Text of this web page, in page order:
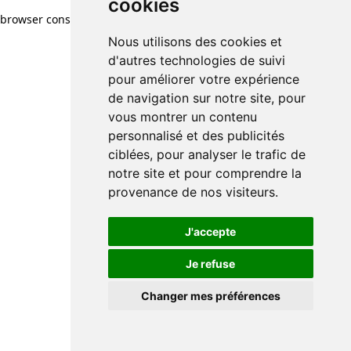
cookies
Nous utilisons des cookies et
d'autres technologies de suivi
pour améliorer votre expérience
de navigation sur notre site, pour
vous montrer un contenu
personnalisé et des publicités
ciblées, pour analyser le trafic de
notre site et pour comprendre la
provenance de nos visiteurs.
J'accepte
Je refuse
Changer mes préférences
browser console for more information)